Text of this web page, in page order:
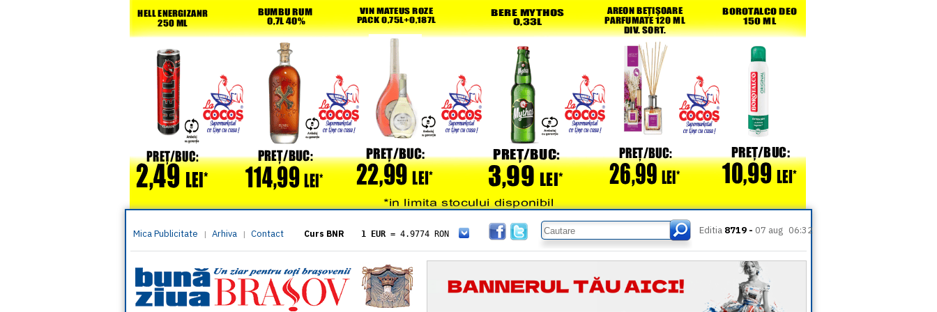
Mica Publicitate | Arhiva | Contact Curs BNR 1 EUR = 4.9774 RON
= 5.8304 RON
1 XAU= 464.4611 RON
1 AED= 1.1933 RON
1 AUD= 2.7957 RON
1 BGN= 2.5449 RON
Editia 8719 - 07 aug 06:32